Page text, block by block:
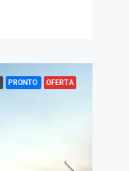
PRONTO OFERTA